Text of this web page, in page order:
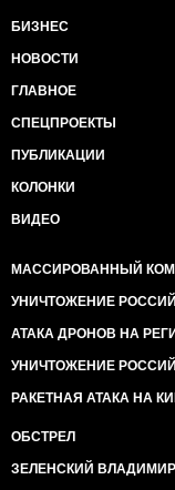
БИЗНЕС
НОВОСТИ
ГЛАВНОЕ
СПЕЦПРОЕКТЫ
ПУБЛИКАЦИИ
КОЛОНКИ
ВИДЕО
МАССИРОВАННЫЙ
УНИЧТОЖЕНИЕ
АТАКА ДРОНОВ НА
УНИЧТОЖЕНИЕ
РАКЕТНАЯ АТАКА НА
ОБСТРЕЛ
ЗЕЛЕНСКИЙ ВЛАДИМИР